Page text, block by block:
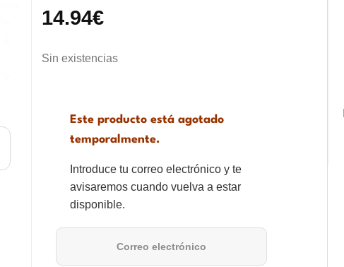
14.94€
Sin existencias
Este producto está agotado
temporalmente.
Introduce tu correo electrónico y te
avisaremos cuando vuelva a estar
disponible.